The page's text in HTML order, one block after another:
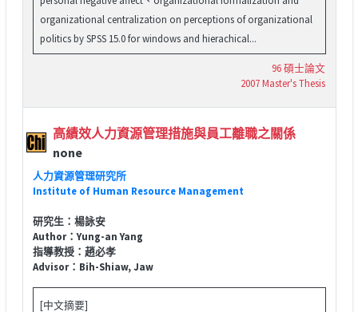
organizational centralization on perceptions of organizational
politics by SPSS 15.0 for windows and hierachical...
96 碩士論文
2007 Master's Thesis
高績效人力資源管理措施與員工離職之關係
none
人力資源管理研究所
Institute of Human Resource Management
研究生：楊詠安
Author：Yung-an Yang
指導教授：趙必孝
Advisor：Bih-Shiaw, Jaw
[中文摘要]